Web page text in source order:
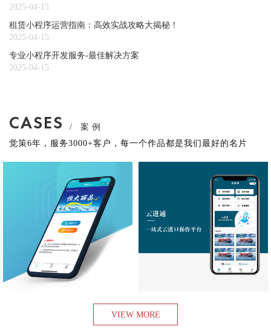
2025-04-15
租赁小程序运营指南：高效实战攻略大揭秘！
2025-04-15
专业小程序开发服务-最佳解决方案
2025-04-15
CASES
/ 案例
觉策6年，服务3000+客户，每一个作品都是我们最好的名片
上海海事大学
查看项目
物流查询小程序
查看项目
VIEW MORE